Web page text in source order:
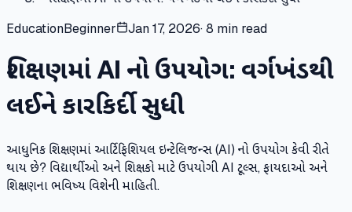
EducationBeginner Jan 17, 2026·8 min read
શિક્ષણમાં AI નો ઉપયોગ: વર્ગખંડથી
લઈને કારકિર્દી સુધી
આધુનિક શિક્ષણમાં આર્ટિફિશિયલ ઇન્ટેલિજન્સ (AI) નો ઉપયોગ કેવી રીતે
થાય છે? વિદ્યાર્થીઓ અને શિક્ષકો માટે ઉપયોગી AI ટૂલ્સ, ફાયદાઓ અને
શિક્ષણના ભવિષ્ય વિશેની માહિતી.